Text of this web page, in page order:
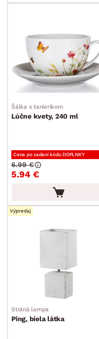
Šálka s tanierikom
Lúčne kvety, 240 ml
Cena po zadaní kódu DOPLNKY
5.94 €
6.99 €
Výpredaj
Stolná lampa
Ping, biela látka